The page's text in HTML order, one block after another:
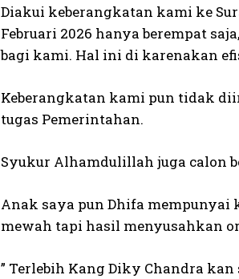
Diakui keberangkatan kami ke
Februari 2026 hanya berempat
bagi kami. Hal ini di karenakan
Keberangkatan kami pun tidak
tugas Pemerintahan.
Syukur Alhamdulillah juga calon
Anak saya pun Dhifa
mewah tapi hasil menyusahkan
” Terlebih Kang Diky Chandra